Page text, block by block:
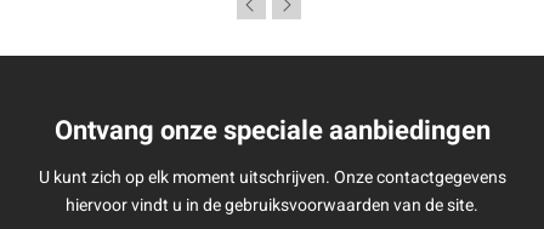
Ontvang onze speciale aanbiedingen
U kunt zich op elk moment uitschrijven. Onze contactgegevens
hiervoor vindt u in de gebruiksvoorwaarden van de site.